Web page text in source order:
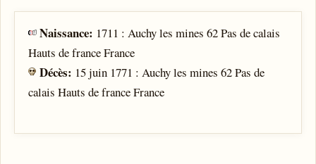
Naissance: 1711 : Auchy les mines 62 Pas de calais
Hauts de france France
Décès: 15 juin 1771 : Auchy les mines 62 Pas de
calais Hauts de france France